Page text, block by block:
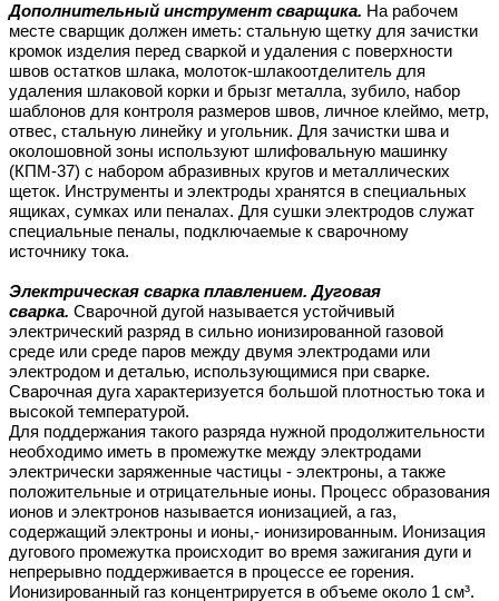
Дополнительный инструмент сварщика. На рабочем
месте сварщик должен иметь: стальную щетку для зачистки
кромок изделия перед сваркой и удаления с поверхности
швов остатков шлака, молоток-шлакоотделитель для
удаления шлаковой корки и брызг металла, зубило, набор
шаблонов для контроля размеров швов, личное клеймо, метр,
отвес, стальную линейку и угольник. Для зачистки шва и
околошовной зоны используют шлифовальную машинку
(КПМ-37) с набором абразивных кругов и металлических
щеток. Инструменты и электроды хранятся в специальных
ящиках, сумках или пеналах. Для сушки электродов служат
специальные пеналы, подключаемые к сварочному
источнику тока.
Электрическая сварка плавлением. Дуговая
сварка. Сварочной дугой называется устойчивый
электрический разряд в сильно ионизированной газовой
среде или среде паров между двумя электродами или
электродом и деталью, использующимися при сварке.
Сварочная дуга характеризуется большой плотностью тока и
высокой температурой.
Для поддержания такого разряда нужной продолжительности
необходимо иметь в промежутке между электродами
электрически заряженные частицы - электроны, а также
положительные и отрицательные ионы. Процесс образования
ионов и электронов называется ионизацией, а газ,
содержащий электроны и ионы,- ионизированным. Ионизация
дугового промежутка происходит во время зажигания дуги и
непрерывно поддерживается в процессе ее горения.
Ионизированный газ концентрируется в объеме около 1 см³.